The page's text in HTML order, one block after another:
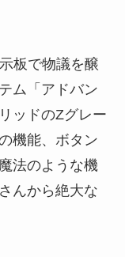
板で物議を醸
ム「アドバン
ッドのZグレー
機能、ボタン
法のような機
んから絶大な